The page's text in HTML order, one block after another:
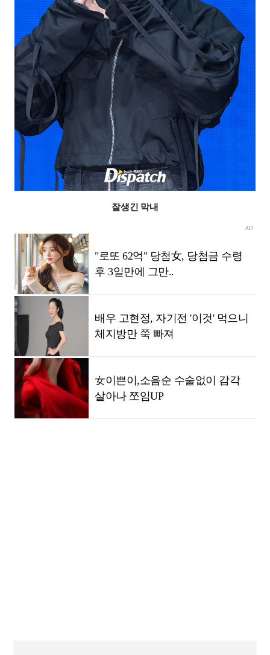
잘생긴 막내